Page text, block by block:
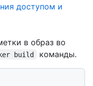
доступом и
в образ во
build команды.